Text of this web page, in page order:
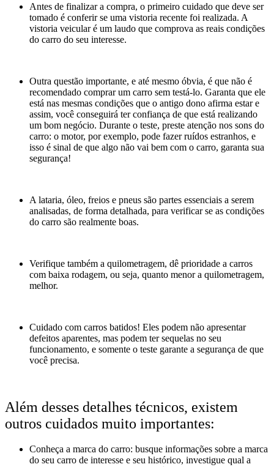
Antes de finalizar a compra, o primeiro cuidado que deve ser
tomado é conferir se uma vistoria recente foi realizada. A
vistoria veicular é um laudo que comprova as reais condições
do carro do seu interesse.
Outra questão importante, e até mesmo óbvia, é que não é
recomendado comprar um carro sem testá-lo. Garanta que ele
está nas mesmas condições que o antigo dono afirma estar e
assim, você conseguirá ter confiança de que está realizando
um bom negócio. Durante o teste, preste atenção nos sons do
carro: o motor, por exemplo, pode fazer ruídos estranhos, e
isso é sinal de que algo não vai bem com o carro, garanta sua
segurança!
A lataria, óleo, freios e pneus são partes essenciais a serem
analisadas, de forma detalhada, para verificar se as condições
do carro são realmente boas.
Verifique também a quilometragem, dê prioridade a carros
com baixa rodagem, ou seja, quanto menor a quilometragem,
melhor.
Cuidado com carros batidos! Eles podem não apresentar
defeitos aparentes, mas podem ter sequelas no seu
funcionamento, e somente o teste garante a segurança de que
você precisa.
Além desses detalhes técnicos, existem
outros cuidados muito importantes:
Conheça a marca do carro: busque informações sobre a marca
do seu carro de interesse e seu histórico, investigue qual a